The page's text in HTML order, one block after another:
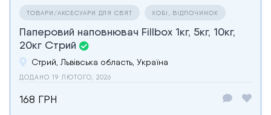
ТОВАРИ/АКСЕСУАРИ ДЛЯ СВЯТ ХОБІ, ВІДПОЧИНОК
Паперовий наповнювач Fillbox 1кг, 5кг, 10кг,
20кг Стрий
Стрий, Львівська область, Україна
ДОДАНО 19 ЛЮТОГО, 2026
168 ГРН